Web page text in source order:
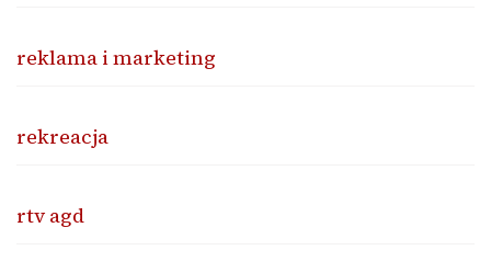
reklama i marketing
rekreacja
rtv agd